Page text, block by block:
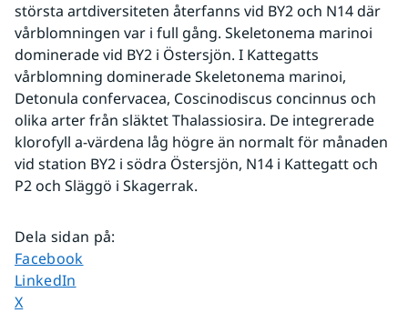
största artdiversiteten återfanns vid BY2 och N14 där
vårblomningen var i full gång. Skeletonema marinoi
dominerade vid BY2 i Östersjön. I Kattegatts
vårblomning dominerade Skeletonema marinoi,
Detonula confervacea, Coscinodiscus concinnus och
olika arter från släktet Thalassiosira. De integrerade
klorofyll a-värdena låg högre än normalt för månaden
vid station BY2 i södra Östersjön, N14 i Kattegatt och
P2 och Släggö i Skagerrak.
Dela sidan på:
Dela sidan på
Facebook
Dela sidan på
LinkedIn
Dela sidan på
X